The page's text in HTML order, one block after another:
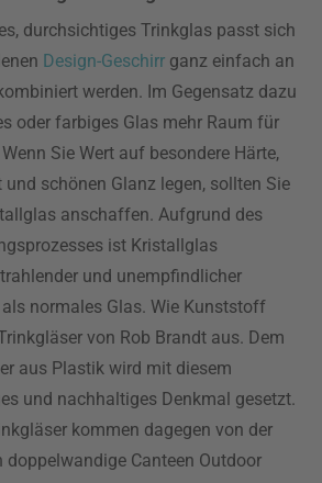
durchsichtiges Trinkglas passt sich
Design-Geschirr ganz einfach an
werden. Im Gegensatz dazu
oder farbiges Glas mehr Raum für
Sie Wert auf besondere Härte,
schönen Glanz legen, sollten Sie
anschaffen. Aufgrund des
ist Kristallglas
und unempfindlicher
normales Glas. Wie Kunststoff
von Rob Brandt aus. Dem
aus Plastik wird mit diesem
und nachhaltiges Denkmal gesetzt.
kommen dagegen von der
doppelwandige Canteen Outdoor